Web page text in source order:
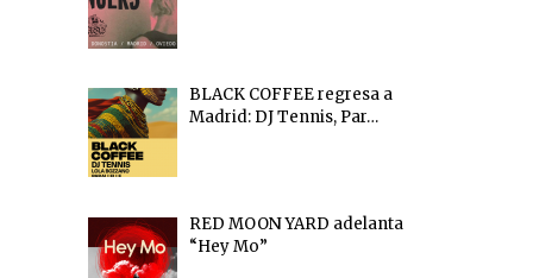
BLACK COFFEE regresa a
Madrid: DJ Tennis, Par…
RED MOON YARD adelanta
“Hey Mo”